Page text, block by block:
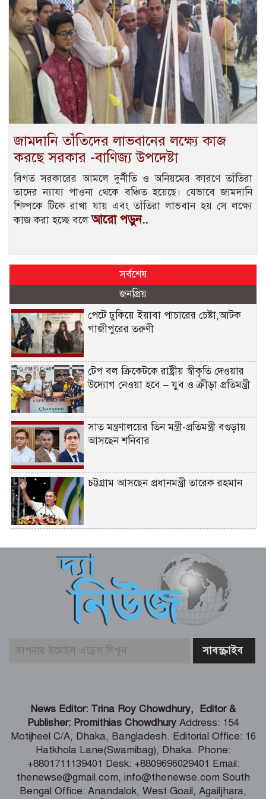
জামদানি তাঁতিদের লাভবানের লক্ষ্যে কাজ
করছে সরকার -বাণিজ্য উপদেষ্টা
বিগত সরকারের আমলে দুর্নীতি ও অনিয়মের কারণে তাঁতিরা
তাদের ন্যায্য পাওনা থেকে বঞ্চিত হয়েছে। যেভাবে জামদানি
শিল্পকে টিকে রাখা যায় এবং তাঁতিরা লাভবান হয় সে লক্ষ্যে
কাজ করা হচ্ছে বলেআরো পড়ুন..
সর্বশেষ
জনপ্রিয়
পেটে ঢুকিয়ে ইয়াবা পাচারের চেষ্টা,আটক
গাজীপুরের তরুণী
টেপ বল ক্রিকেটকে রাষ্ট্রীয় স্বীকৃতি দেওয়ার
উদ্যোগ নেওয়া হবে – যুব ও ক্রীড়া প্রতিমন্ত্রী
সাত মন্ত্রণালয়ের তিন মন্ত্রী-প্রতিমন্ত্রী বগুড়ায়
আসছেন শনিবার
চট্টগ্রাম আসছেন প্রধানমন্ত্রী তারেক রহমান
বাবার ভবিষ্যৎ স্বপ্নের সমাধি
জুলাই আন্দোলনের ত্যাগকে চূড়ান্ত পর্যায়ে
নিয়ে যেতে হবে – তথ্যমন্ত্রী
পুলিশ কর্মকর্তাদের নিয়ে অপপ্রচার, কঠোর
শিগগিরই শুরু হবে তিস্তা মহাপরিকল্পনা
বাস্তবায়নের কাজ – পানি সম্পদ মন্ত্রী
সংবাদপত্র সমাজের দর্পণ – মৎস্য ও
প্রাণিসম্পদ প্রতিমন্ত্রী
News Editor: Trina Roy Chowdhury, Editor &
Publisher: Promithias Chowdhury Address: 154
Motijheel C/A, Dhaka, Bangladesh. Editorial Office: 16
Hatkhola Lane(Swamibag), Dhaka. Phone:
+8801711139401 Desk: +8809696029401 Email:
thenewse@gmail.com, info@thenewse.com South
Bengal Office: Anandalok, West Goail, Agailjhara,